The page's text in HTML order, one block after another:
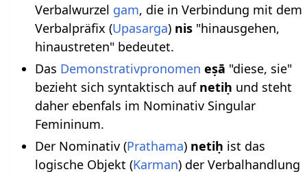
Verbalwurzel gam, die in Verbindung mit dem
Verbalpräfix (Upasarga) nis"hinausgehen,
hinaustreten" bedeutet.
Das Demonstrativpronomen eṣā "diese, sie"
bezieht sich syntaktisch auf netiḥ und steht
daher ebenfals im Nominativ Singular
Femininum.
Der Nominativ (Prathama) netiḥ ist das
logische Objekt (Karman) der Verbalhandlung